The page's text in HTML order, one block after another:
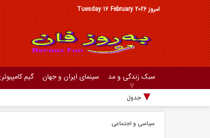
امروز Tuesday 17 February 2026
سبک زندگی و مد سینمای ایران و جهان گیم
جدول مصارف است
سیاسی و اجتماعی